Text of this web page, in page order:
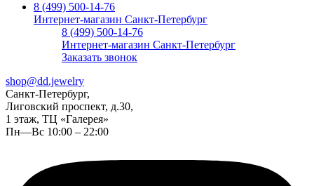
8 (499) 500-14-76
Интернет-магазин Санкт-Петербург
8 (499) 500-14-76
Интернет-магазин Санкт-Петербург
Заказать звонок
shop@dd.jewelry
Санкт-Петербург,
Лиговский проспект, д.30,
1 этаж, ТЦ «Галерея»
Пн—Вс 10:00 – 22:00